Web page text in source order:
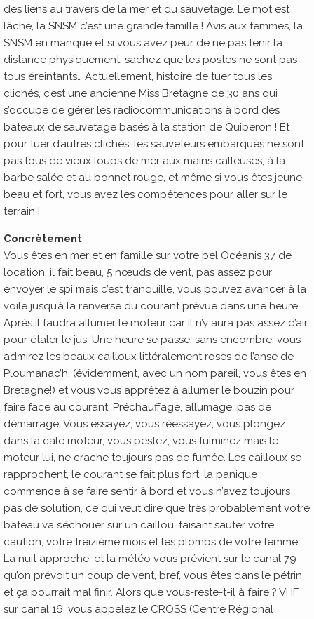
des liens au travers de la mer et du sauvetage. Le mot est
lâché, la SNSM c’est une grande famille ! Avis aux femmes, la
SNSM en manque et si vous avez peur de ne pas tenir la
distance physiquement, sachez que les postes ne sont pas
tous éreintants… Actuellement, histoire de tuer tous les
clichés, c’est une ancienne Miss Bretagne de 30 ans qui
s’occupe de gérer les radiocommunications à bord des
bateaux de sauvetage basés à la station de Quiberon ! Et
pour tuer d’autres clichés, les sauveteurs embarqués ne sont
pas tous de vieux loups de mer aux mains calleuses, à la
barbe salée et au bonnet rouge, et même si vous êtes jeune,
beau et fort, vous avez les compétences pour aller sur le
terrain !
Concrètement
Vous êtes en mer et en famille sur votre bel Océanis 37 de
location, il fait beau, 5 nœuds de vent, pas assez pour
envoyer le spi mais c’est tranquille, vous pouvez avancer à la
voile jusqu’à la renverse du courant prévue dans une heure.
Après il faudra allumer le moteur car il n’y aura pas assez d’air
pour étaler le jus. Une heure se passe, sans encombre, vous
admirez les beaux cailloux littéralement roses de l’anse de
Ploumanac’h, (évidemment, avec un nom pareil, vous êtes en
Bretagne!) et vous vous apprêtez à allumer le bouzin pour
faire face au courant. Préchauffage, allumage, pas de
démarrage. Vous essayez, vous réessayez, vous plongez
dans la cale moteur, vous pestez, vous fulminez mais le
moteur lui, ne crache toujours pas de fumée. Les cailloux se
rapprochent, le courant se fait plus fort, la panique
commence à se faire sentir à bord et vous n’avez toujours
pas de solution, ce qui veut dire que très probablement votre
bateau va s’échouer sur un caillou, faisant sauter votre
caution, votre treizième mois et les plombs de votre femme.
La nuit approche, et la météo vous prévient sur le canal 79
qu’on prévoit un coup de vent, bref, vous êtes dans le pétrin
et ça pourrait mal finir. Alors que vous-reste-t-il à faire ? VHF
sur canal 16, vous appelez le CROSS (Centre Régional